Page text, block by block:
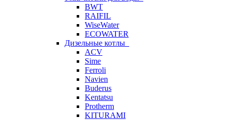
BWT
RAIFIL
WiseWater
ECOWATER
Дизельные котлы
ACV
Sime
Ferroli
Navien
Buderus
Kentatsu
Protherm
KITURAMI